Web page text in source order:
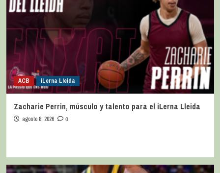
ACB iLerna Lleida
Zacharie Perrin, músculo y talento para el iLerna Lleida
agosto 8, 2026 0